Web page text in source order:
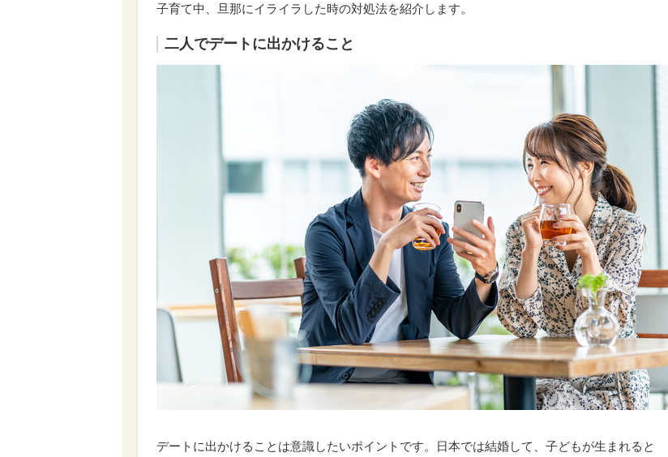
子育て中、旦那にイライラした時の対処法を紹介します。
二人でデートに出かけること
デートに出かけることは意識したいポイントです。日本では結婚して、子どもが生まれると